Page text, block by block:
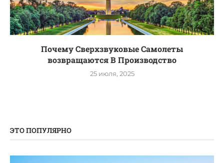
Почему Сверхзвуковые Самолеты
возвращаются В Производство
25 июля, 2025
ЭТО ПОПУЛЯРНО